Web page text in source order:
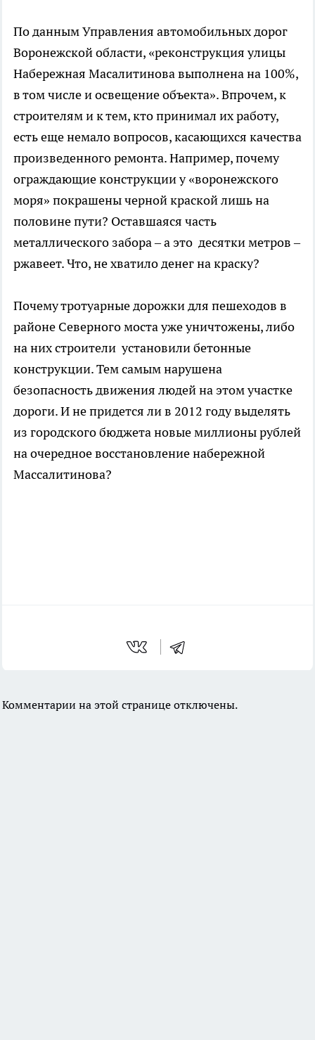
По данным Управления автомобильных дорог
Воронежской области, «реконструкция улицы
Набережная Масалитинова выполнена на 100%,
в том числе и освещение объекта». Впрочем, к
строителям и к тем, кто принимал их работу,
есть еще немало вопросов, касающихся качества
произведенного ремонта. Например, почему
ограждающие конструкции у «воронежского
моря» покрашены черной краской лишь на
половине пути? Оставшаяся часть
металлического забора – а это десятки метров –
ржавеет. Что, не хватило денег на краску?
Почему тротуарные дорожки для пешеходов в
районе Северного моста уже уничтожены, либо
на них строители установили бетонные
конструкции. Тем самым нарушена
безопасность движения людей на этом участке
дороги. И не придется ли в 2012 году выделять
из городского бюджета новые миллионы рублей
на очередное восстановление набережной
Массалитинова?
Комментарии на этой странице отключены.